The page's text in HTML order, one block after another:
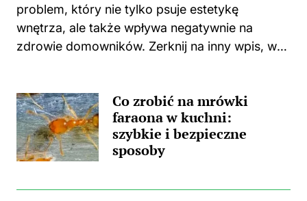
problem, który nie tylko psuje estetykę
wnętrza, ale także wpływa negatywnie na
zdrowie domowników. Zerknij na inny wpis, w
nieprzyjemna towarzyszka? Główną
przyczyną...
Co zrobić na mrówki
faraona w kuchni:
szybkie i bezpieczne
sposoby